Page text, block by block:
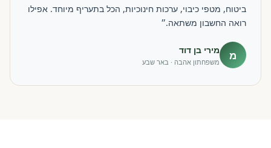
ביטוח, מטפי כיבוי, ערכות חינוכיות, הכל בתעריף מיוחד. אפילו
רואה החשבון משתאה.״
מ מירי בן דוד
משפחתון אהבה · באר שבע